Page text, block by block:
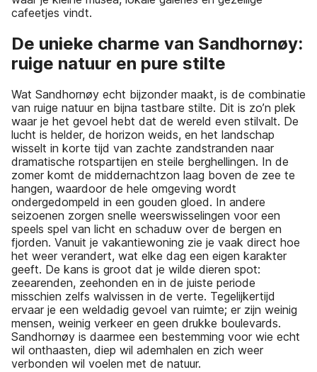
cafeetjes vindt.
De unieke charme van Sandhornøy:
ruige natuur en pure stilte
Wat Sandhornøy echt bijzonder maakt, is de combinatie
van ruige natuur en bijna tastbare stilte. Dit is zo’n plek
waar je het gevoel hebt dat de wereld even stilvalt. De
lucht is helder, de horizon weids, en het landschap
wisselt in korte tijd van zachte zandstranden naar
dramatische rotspartijen en steile berghellingen. In de
zomer komt de middernachtzon laag boven de zee te
hangen, waardoor de hele omgeving wordt
ondergedompeld in een gouden gloed. In andere
seizoenen zorgen snelle weerswisselingen voor een
speels spel van licht en schaduw over de bergen en
fjorden. Vanuit je vakantiewoning zie je vaak direct hoe
het weer verandert, wat elke dag een eigen karakter
geeft. De kans is groot dat je wilde dieren spot:
zeearenden, zeehonden en in de juiste periode
misschien zelfs walvissen in de verte. Tegelijkertijd
ervaar je een weldadig gevoel van ruimte; er zijn weinig
mensen, weinig verkeer en geen drukke boulevards.
Sandhornøy is daarmee een bestemming voor wie echt
wil onthaasten, diep wil ademhalen en zich weer
verbonden wil voelen met de natuur.